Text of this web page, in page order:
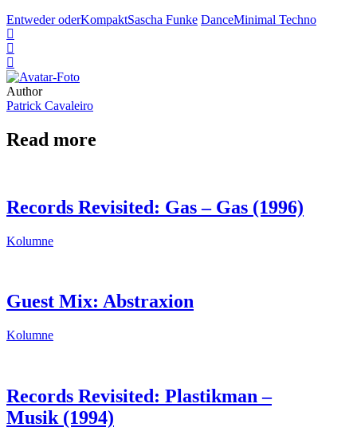
Entweder oderKompaktSascha Funke DanceMinimal Techno
Author
Patrick Cavaleiro
Read more
Records Revisited: Gas – Gas (1996)
Kolumne
Guest Mix: Abstraxion
Kolumne
Records Revisited: Plastikman –
Musik (1994)